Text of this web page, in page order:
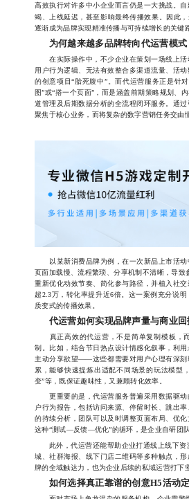
高效执行对许多中小企业而言仍是一大挑战。
竭、上线延迟，甚至影响最终传播效果。因此
逐渐成为品牌实现精准传播与可持续增长的关键
为何越来越多品牌转向代运营模式
在实际操作中，不少企业在策划一场线上活
用户行为逻辑、无法有效整合多渠道流量、活
的创意项目“胎死腹中”。而代运营服务正是针
图”或“搭一个页面”，而是涵盖前期策略规划、
道管理及后期数据分析的全流程闭环服务。通
聚焦于核心业务，而将复杂的数字营销任务交由
以某新消费品牌为例，在一次新品上市活动
页面加载慢、流程繁琐、分享机制不清晰，导
重新优化动效节奏、简化参与路径，并植入社
超2.3万，转化率提升近6倍。这一案例充分说
质变式的传播效果。
代运营如何实现品牌声量与商业
真正高效的代运营，不是简单复制模板，
制。比如，结合节日热点设计情感化叙事，利
主动分享欲望——这些都需要对用户心理有深刻
累，能够快速提炼出适配不同场景的玩法模型
变”等，既保证趣味性，又兼顾转化效率。
更重要的是，代运营服务普遍采用数据驱动
户行为报告，包括访问来源、停留时长、跳出
的持续分析，团队可以及时调整页面布局、优
这种“测试—反馈—优化”的循环，是企业自研团
此外，代运营还能帮助企业打通线上线下资
城、社群海报、线下门店二维码等多种触点，
牌的全域触达力，也为企业后续的私域运营打下
如何选择真正靠谱的创意H5活动